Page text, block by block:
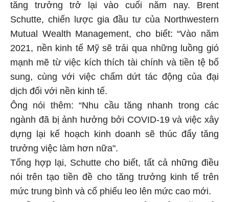
tăng trưởng trở lại vào cuối năm nay. Brent
Schutte, chiến lược gia đầu tư của Northwestern
Mutual Wealth Management, cho biết: “Vào năm
2021, nền kinh tế Mỹ sẽ trải qua những luồng gió
mạnh mẽ từ việc kích thích tài chính và tiền tệ bổ
sung, cùng với việc chấm dứt tác động của đại
dịch đối với nền kinh tế.
Ông nói thêm: “Nhu cầu tăng nhanh trong các
ngành đã bị ảnh hưởng bởi COVID-19 và việc xây
dựng lại kế hoạch kinh doanh sẽ thúc đẩy tăng
trưởng việc làm hơn nữa".
Tổng hợp lại, Schutte cho biết, tất cả những điều
nói trên tạo tiền đề cho tăng trưởng kinh tế trên
mức trung bình và cổ phiếu leo ​​lên mức cao mới.